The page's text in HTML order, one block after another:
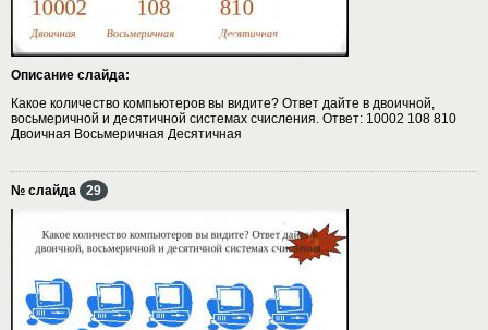
Описание слайда:
Какое количество компьютеров вы видите? Ответ дайте в двоичной,
восьмеричной и десятичной системах счисления. Ответ: 10002 108 810
Двоичная Восьмеричная Десятичная
№ слайда 29